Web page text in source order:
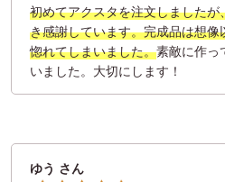
初めてアクスタを注文しました
き感謝しています。完成品は想
惚れてしまいました。素敵に作っ
いました。大切にします！
ゆう さん